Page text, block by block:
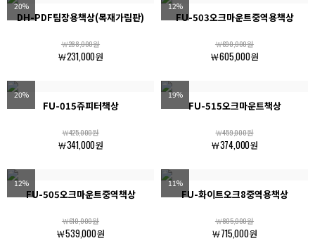
20%
DH-PDF팀장용책상(목재가림판)
￦288,000원
￦231,000원
12%
FU-503오크마운트중역용책상
￦690,000원
￦605,000원
20%
FU-015쥬피터책상
￦425,000원
￦341,000원
19%
FU-515오크마운트책상
￦459,000원
￦374,000원
12%
FU-505오크마운트중역책상
￦610,000원
￦539,000원
11%
FU-화이트오크8중역용책상
￦805,000원
￦715,000원